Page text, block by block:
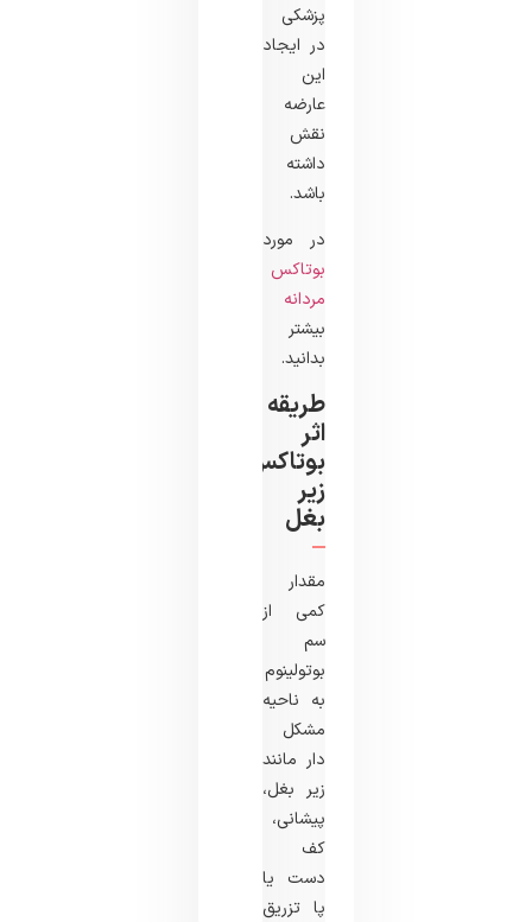
پزشکی
در ایجاد
این
عارضه
نقش
داشته
باشد.
در مورد
بوتاکس
مردانه
بیشتر
بدانید.
طریقه
اثر
بوتاکس
زیر
بغل
مقدار
کمی از
سم
بوتولینوم
به ناحیه
مشکل
دار مانند
زیر بغل،
پیشانی،
کف
دست یا
پا تزریق